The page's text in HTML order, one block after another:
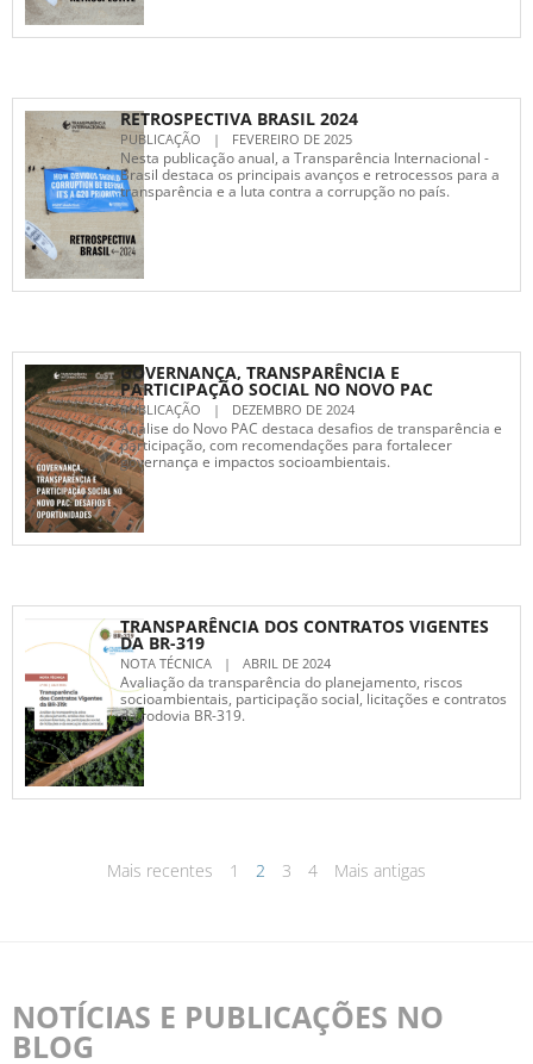
RETROSPECTIVA BRASIL 2024
PUBLICAÇÃO | FEVEREIRO DE 2025
Nesta publicação anual, a Transparência Internacional -
Brasil destaca os principais avanços e retrocessos para a
transparência e a luta contra a corrupção no país.
GOVERNANÇA, TRANSPARÊNCIA E
PARTICIPAÇÃO SOCIAL NO NOVO PAC
PUBLICAÇÃO | DEZEMBRO DE 2024
Análise do Novo PAC destaca desafios de transparência e
participação, com recomendações para fortalecer
governança e impactos socioambientais.
TRANSPARÊNCIA DOS CONTRATOS VIGENTES
DA BR-319
NOTA TÉCNICA | ABRIL DE 2024
Avaliação da transparência do planejamento, riscos
socioambientais, participação social, licitações e contratos
da rodovia BR-319.
Mais recentes 1 2 3 4 Mais antigas
NOTÍCIAS E PUBLICAÇÕES NO
BLOG